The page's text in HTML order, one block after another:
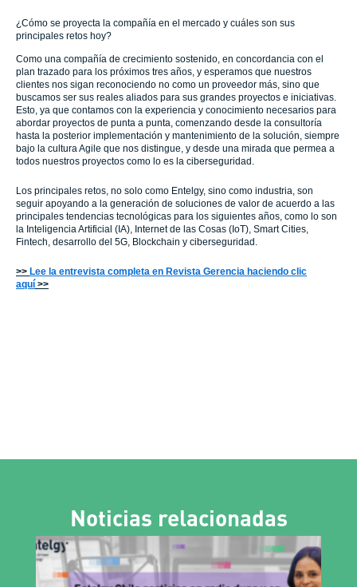
¿Cómo se proyecta la compañía en el mercado y cuáles son sus
principales retos hoy?
Como una compañía de crecimiento sostenido, en concordancia con el
plan trazado para los próximos tres años, y esperamos que nuestros
clientes nos sigan reconociendo no como un proveedor más, sino que
buscamos ser sus reales aliados para sus grandes proyectos e iniciativas.
Esto, ya que contamos con la experiencia y conocimiento necesarios para
abordar proyectos de punta a punta, comenzando desde la consultoría
hasta la posterior implementación y mantenimiento de la solución, siempre
bajo la cultura Agile que nos distingue, y desde una mirada que permea a
todos nuestros proyectos como lo es la ciberseguridad.
Los principales retos, no solo como Entelgy, sino como industria, son
seguir apoyando a la generación de soluciones de valor de acuerdo a las
principales tendencias tecnológicas para los siguientes años, como lo son
la Inteligencia Artificial (IA), Internet de las Cosas (IoT), Smart Cities,
Fintech, desarrollo del 5G, Blockchain y ciberseguridad.
>> Lee la entrevista completa en Revista Gerencia haciendo clic
aquí >>
Noticias relacionadas